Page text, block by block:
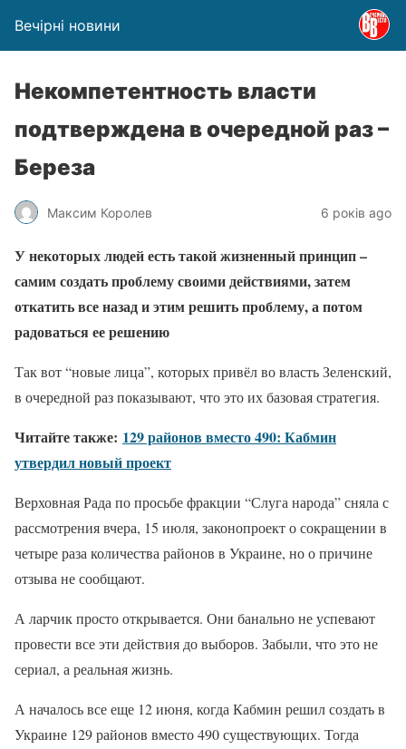
Вечірні новини
Некомпетентность власти
подтверждена в очередной раз –
Береза
Максим Королев 6 років ago
У некоторых людей есть такой жизненный принцип –
самим создать проблему своими действиями, затем
откатить все назад и этим решить проблему, а потом
радоваться ее решению
Так вот “новые лица”, которых привёл во власть Зеленский,
в очередной раз показывают, что это их базовая стратегия.
Читайте также: 129 районов вместо 490: Кабмин
утвердил новый проект
Верховная Рада по просьбе фракции “Слуга народа” сняла с
рассмотрения вчера, 15 июля, законопроект о сокращении в
четыре раза количества районов в Украине, но о причине
отзыва не сообщают.
А ларчик просто открывается. Они банально не успевают
провести все эти действия до выборов. Забыли, что это не
сериал, а реальная жизнь.
А началось все еще 12 июня, когда Кабмин решил создать в
Украине 129 районов вместо 490 существующих. Тогда